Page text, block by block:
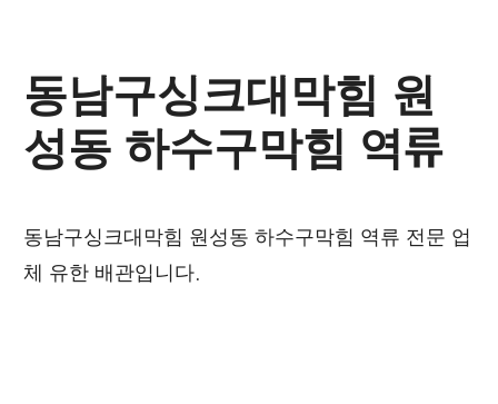
동남구싱크대막힘 원
성동 하수구막힘 역류
동남구싱크대막힘 원성동 하수구막힘 역류 전문 업
체 유한 배관입니다.